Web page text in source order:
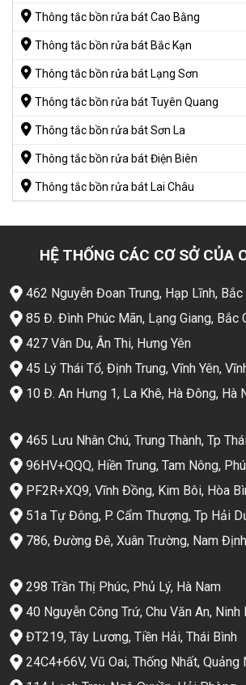
Thông tắc bồn rửa bát Cao Bằng
Thông tắc bồn rửa bát Bắc Kạn
Thông tắc bồn rửa bát Lạng Sơn
Thông tắc bồn rửa bát Tuyên Quang
Thông tắc bồn rửa bát Sơn La
Thông tắc bồn rửa bát Điện Biên
Thông tắc bồn rửa bát Lai Châu
HỆ THỐNG CÁC CƠ SỞ CỦA
462 Nguyễn Đoan Trung, Hạp Lĩnh, Bắc
85 Đ. Đình Phúc Mãn, Lạng Giang, Bắc
427 Vân Du, Ân Thi, Hưng Yên
45 Lý Thái Tổ, Định Trung, Vĩnh Yên,
10 Đ. An Hưng 1, La Khê, Hà Đông, Hà
465 Lưu Nhân Chú, Trung Thành, Tp
96HV+QQQ, Hiền Trung, Tam Nông,
PF2R+XQ9, Vĩnh Đồng, Kim Bôi, Hòa
51a Tự Đông, P. Cẩm Thượng, Tp Hải
786, Đường Đê, Xuân Trường, Nam Định
298 Trần Thị Phúc, Phủ Lý, Hà Nam
40 Nguyễn Công Trứ, Chu Văn An, Ninh
ĐT219, Tây Lương, Tiền Hải, Thái Bình
24C4+66V, Vũ Oai, Thống Nhất, Quảng